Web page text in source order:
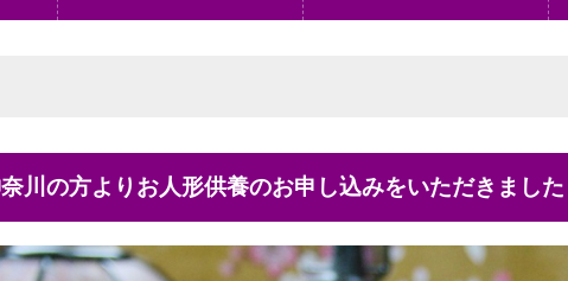
神奈川の方よりお人形供養のお申し込みをいただきました